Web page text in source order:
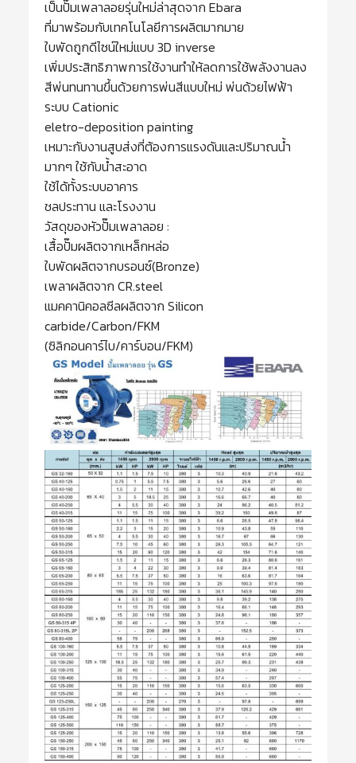
เป็นปั๊มเพลาลอยรุ่นใหม่ล่าสุดจาก Ebara
ที่มาพร้อมกับเทคโนโลยีการผลิตมากมาย
ใบพัดถูกดีไซน์ใหม่แบบ 3D inverse
เพิ่มประสิทธิภาพการใช้งานทำให้ลดการใช้พลังงานลง
สีพ่นทนทานขึ้นด้วยการพ่นสีแบบใหม่ พ่นด้วยไฟฟ้า
ระบบ Cationic
eletro-deposition painting
เหมาะกับงานสูบส่งที่ต้องการแรงดันและปริมาณน้ำ
มากๆ ใช้กับน้ำสะอาด
ใช้ได้ทั้งระบบอาคาร
ชลประทาน และโรงงาน
วัสดุของหัวปั๊มเพลาลอย :
เสื้อปั๊มผลิตจากเหล็กหล่อ
ใบพัดผลิตจากบรอนซ์(Bronze)
เพลาผลิตจาก CR.steel
แมคคานิคอลซีลผลิตจาก Silicon
carbide/Carbon/FKM
(ซิลิกอนคาร์ไบ/คาร์บอน/FKM)